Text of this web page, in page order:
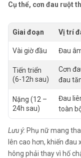
Cụ thể, cơn đau ruột
Giai đoạn Vị trí
Vài giờ đầu Đau
Tiến triển
(6-12h sau)
Cơn
đau
Nặng (12 –
24h sau)
Đau
toàn
Lưu ý: Phụ nữ mang
lên cao hơn, khiến
hông phải thay vì hố